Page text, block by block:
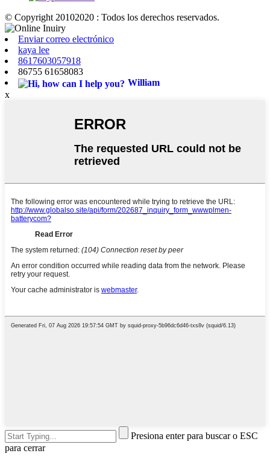
© Copyright 20102020 : Todos los derechos reservados.
Enviar correo electrónico
kaya lee
8617603057918
86755 61658083
William
x
Presiona enter para buscar o ESC
para cerrar